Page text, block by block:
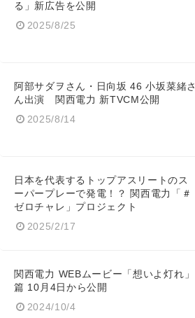
る」新広告を公開
2025/8/25
阿部サダヲさん・日向坂 46 小坂菜緒さ
ん出演 関西電力 新TVCM公開
2025/8/14
日本を代表するトップアスリートのス
ーパープレーで発電！？ 関西電力「＃
ゼロチャレ」プロジェクト
2025/2/17
関西電力 WEBムービー「想いよ灯れ」
篇 10月4日から公開
2024/10/4